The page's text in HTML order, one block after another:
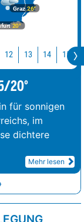
Graz26°
20°
12 13 14 15
20°
für sonnigen
im
dichtere
Mehr lesen